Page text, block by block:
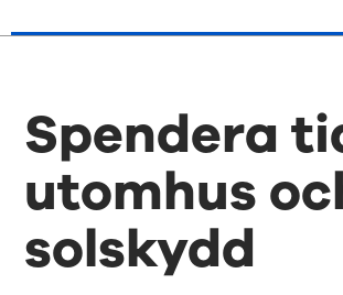
Spendera
utomhus
solskydd